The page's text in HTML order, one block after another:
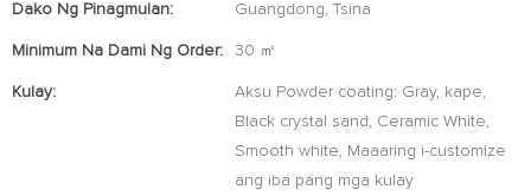
Dako Ng Pinagmulan:
Guangdong, Tsina
Minimum Na Dami Ng Order: 30 ㎡
Kulay:
Aksu Powder coating: Gray, kape,
Black crystal sand, Ceramic White,
Smooth white, Maaaring i-customize
ang iba pang mga kulay